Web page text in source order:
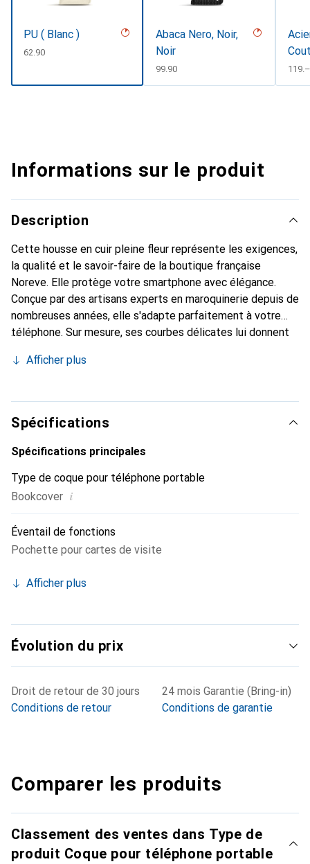
PU ( Blanc )
CHF
62.90
Abaca Nero, Noir,
Noir
CHF
99.90 CHF
119.–
Informations sur le produit
Description
Cette housse en cuir pleine fleur représente les exigences,
la qualité et le savoir-faire de la boutique française
Noreve. Elle protège votre smartphone avec élégance.
Conçue par des artisans experts en maroquinerie depuis de
nombreuses années, elle s'adapte parfaitement à votre
téléphone. Sur mesure, ses courbes délicates lui donnent
et indispensable pour votre smartphone. Reconnaître
marque Noreve est un choix fiable pour une clientèle
exigeante.
Afficher plus
Spécifications
Spécifications principales
Type de coque pour téléphone portable
Bookcover i
Éventail de fonctions
Pochette pour cartes de visite
Afficher plus
Évolution du prix
Droit de retour de 30 jours
Conditions de retour
24 mois Garantie (Bring-in)
Conditions de garantie
Comparer les produits
Classement des ventes dans Type de
produit Coque pour téléphone portable